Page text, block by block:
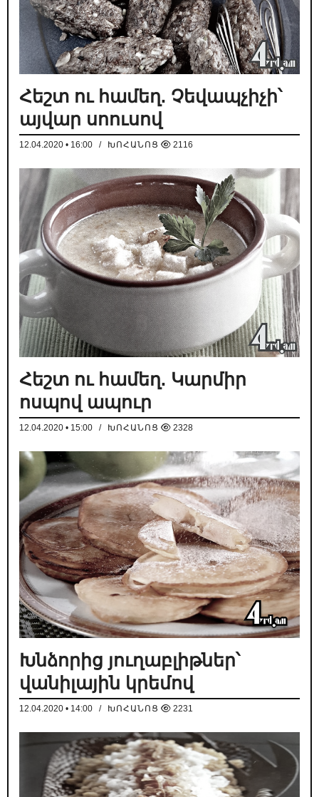
Հեշտ ու համեղ. Չեվապչիչի՝
այվար սոուսով
12.04.2020 • 16:00 / ԽՈՀԱՆՈՑ 2116
Հեշտ ու համեղ. Կարմիր
ոսպով ապուր
12.04.2020 • 15:00 / ԽՈՀԱՆՈՑ 2328
Խնձորից յուղաբլիթներ՝
վանիլային կրեմով
12.04.2020 • 14:00 / ԽՈՀԱՆՈՑ 2231